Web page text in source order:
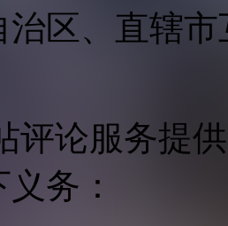
治区、直辖
评论服务提
务：